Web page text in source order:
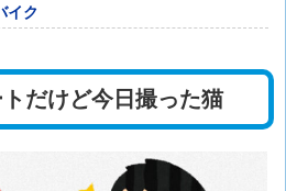
イク
トだけど今日撮った猫